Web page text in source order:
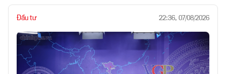
Đầu tư 22:36, 07/08/2026